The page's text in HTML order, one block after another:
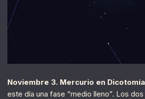
Noviembre 3. Mercurio en
este día una fase “medio lleno”. Los